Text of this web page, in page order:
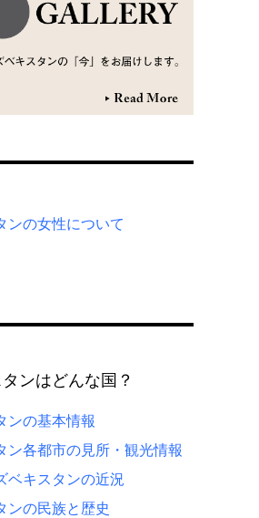
ンの女性について
ンはどんな国？
ンの基本情報
ン各都市の見所・観光情報
ベキスタンの近況
ンの民族と歴史